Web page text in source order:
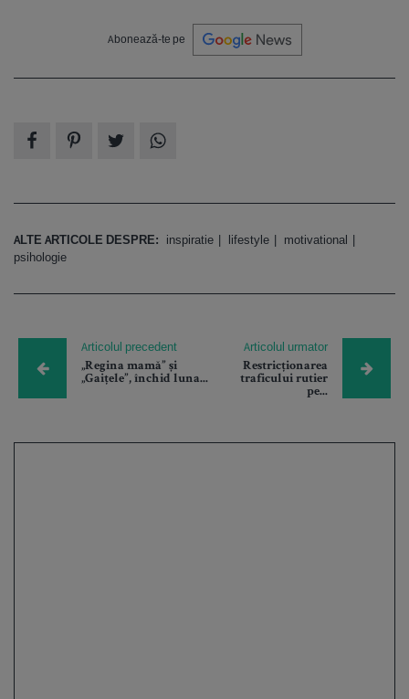
Abonează-te pe
ALTE ARTICOLE DESPRE: inspiratie lifestyle
motivational
psihologie
Articolul precedent
„Regina mamă” și
„Gaițele”, închid luna...
Articolul urmator
Restricționarea
traficului rutier
pe...